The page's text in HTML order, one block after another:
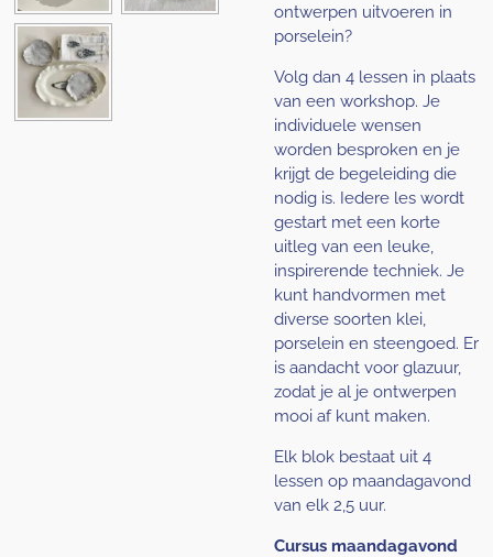
ontwerpen uitvoeren in
porselein?
Volg dan 4 lessen in plaats
van een workshop. Je
individuele wensen
worden besproken en je
krijgt de begeleiding die
nodig is. Iedere les wordt
gestart met een korte
uitleg van een leuke,
inspirerende techniek. Je
kunt handvormen met
diverse soorten klei,
porselein en steengoed. Er
is aandacht voor glazuur,
zodat je al je ontwerpen
mooi af kunt maken.
Elk blok bestaat uit 4
lessen op maandagavond
van elk 2,5 uur.
Cursus maandagavond